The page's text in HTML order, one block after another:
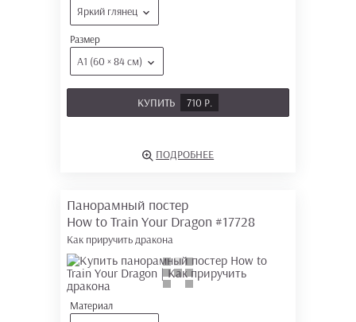
Яркий глянец
Размер
А1 (60 × 84 см)
КУПИТЬ 710 Р.
ПОДРОБНЕЕ
Панорамный постер
How to Train Your Dragon #17728
Как приручить дракона
Материал